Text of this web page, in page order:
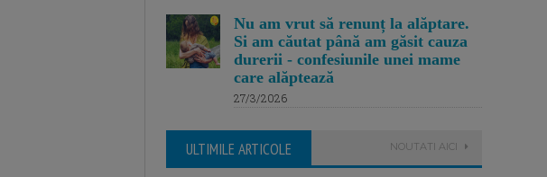
Nu am vrut să renunț la alăptare.
Si am căutat până am găsit cauza
durerii - confesiunile unei mame
care alăptează
27/3/2026
ULTIMILE ARTICOLE NOUTATI AICI